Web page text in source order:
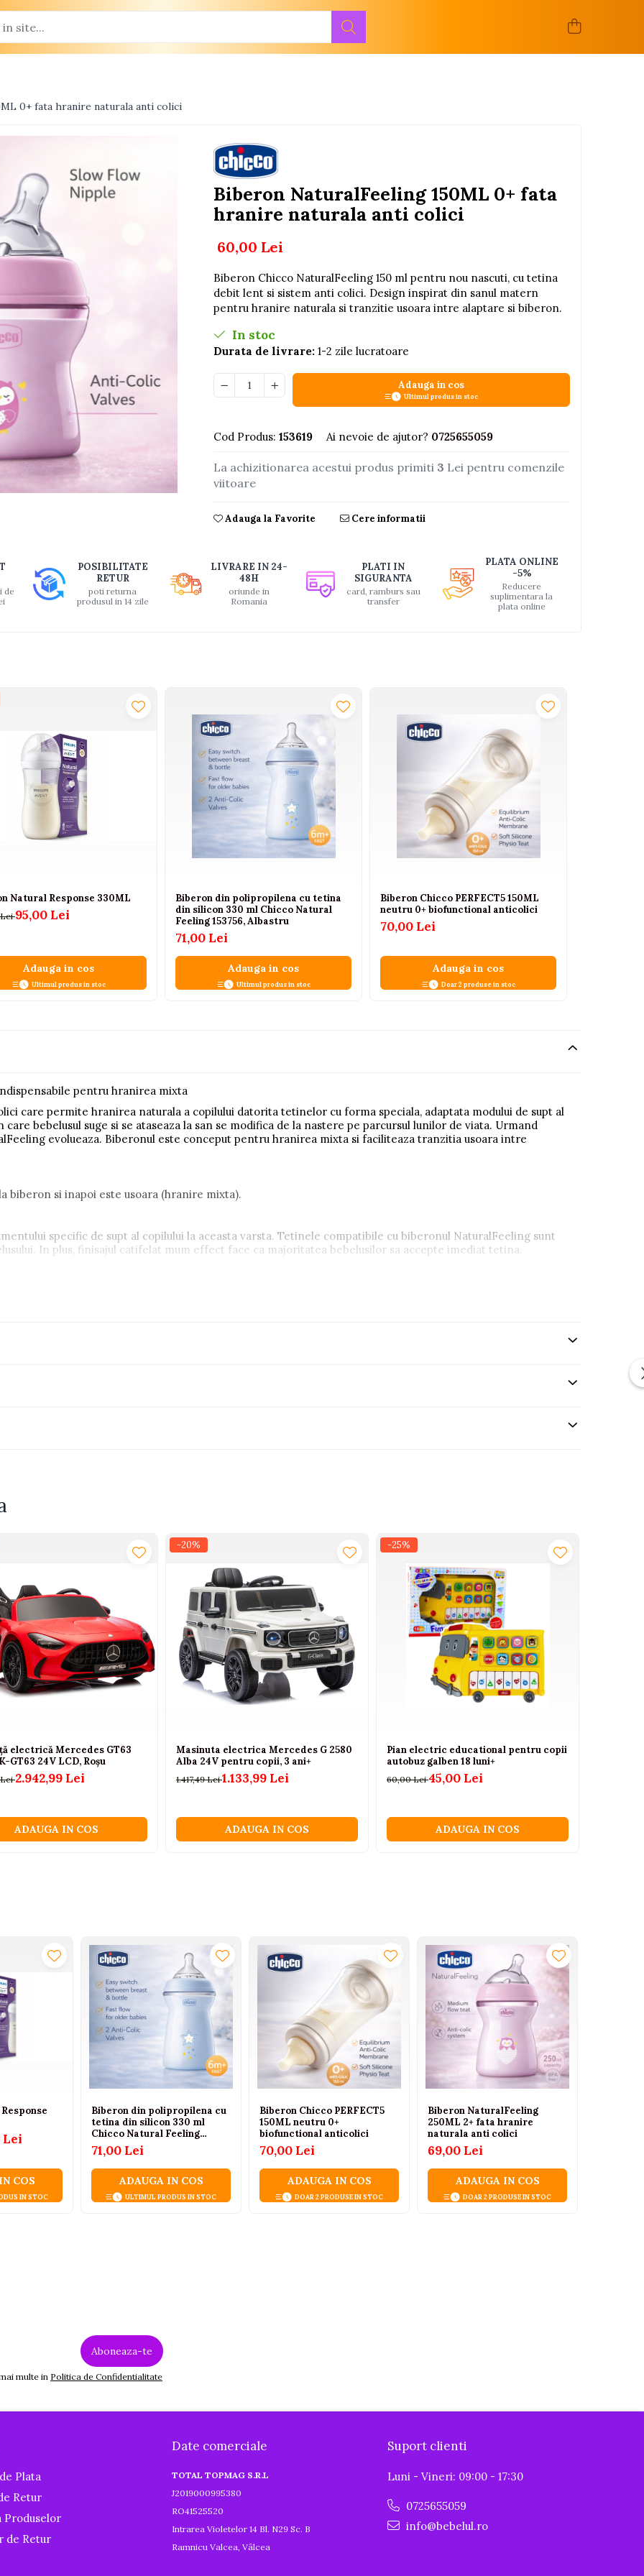
0+ fata hranire naturala anti colici
Biberon NaturalFeeling 150ML 0+ fata
hranire naturala anti colici
60,00 Lei
Biberon Chicco NaturalFeeling 150 ml pentru nou nascuti, cu tetina
debit lent si sistem anti colici. Design inspirat din sanul matern
pentru hranire naturala si tranzitie usoara intre alaptare si biberon.
In stoc
Durata de livrare: 1-2 zile lucratoare
Adauga in cos
Ultimul produs in stoc
Cod Produs: 153619 Ai nevoie de ajutor? 0725655059
La achizitionarea acestui produs primiti 3 Lei pentru comenzile
viitoare
Adauga la Favorite Cere informatii
de
POSIBILITATE
RETUR
poti returna
produsul in 14 zile
LIVRARE IN 24-
48H
oriunde in
Romania
PLATI IN
SIGURANTA
card, ramburs sau
transfer
PLATA ONLINE
-5%
Reducere
suplimentara la
plata online
Natural Response 330ML
Lei95,00 Lei
Adauga in cos
Ultimul produs in stoc
Biberon din polipropilena cu tetina
din silicon 330 ml Chicco Natural
Feeling 153756, Albastru
71,00 Lei
Adauga in cos
Ultimul produs in stoc
Biberon Chicco PERFECT5 150ML
neutru 0+ biofunctional anticolici
70,00 Lei
Adauga in cos
Doar 2 produse in stoc
pentru hranirea mixta
care permite hranirea naturala a copilului datorita tetinelor cu forma speciala, adaptata modului de supt al
bebelusul suge si se ataseaza la san se modifica de la nastere pe parcursul lunilor de viata. Urmand
evolueaza. Biberonul este conceput pentru hranirea mixta si faciliteaza tranzitia usoara intre
biberon si inapoi este usoara (hranire mixta).
specific de supt al copilului la aceasta varsta. Tetinele compatibile cu biberonul NaturalFeeling sunt
In plus, finisajul catifelat mum effect face ca majoritatea bebelusilor sa accepte imediat tetina.
si reduc riscul aparitiei colicilor.
roz, decorat delicat si echipat cu tetina cu debit lent, este ideal pentru nou nascuti.
Sunt fabricate din materiale fara BPA.
varsta 0-6 luni, Italia 2016.
electrică Mercedes GT63
GT63 24V LCD, Roșu
Lei2.942,99 Lei
ADAUGA IN COS
-20%
Masinuta electrica Mercedes G 2580
Alba 24V pentru copii, 3 ani+
1.417,49 Lei1.133,99 Lei
ADAUGA IN COS
-25%
Pian electric educational pentru copii
autobuz galben 18 luni+
60,00 Lei45,00 Lei
ADAUGA IN COS
Lei
COS
IN STOC
Biberon din polipropilena cu
tetina din silicon 330 ml
Chicco Natural Feeling
153756, Albastru
71,00 Lei
ADAUGA IN COS
ULTIMUL PRODUS IN STOC
Biberon Chicco PERFECT5
150ML neutru 0+
biofunctional anticolici
70,00 Lei
ADAUGA IN COS
DOAR 2 PRODUSE IN STOC
Biberon NaturalFeeling
250ML 2+ fata hranire
naturala anti colici
69,00 Lei
ADAUGA IN COS
DOAR 2 PRODUSE IN STOC
multe in Politica de Confidentialitate
Plata
Retur
Produselor
de Retur
Date comerciale
TOTAL TOPMAG S.R.L
J2019000995380
RO41525520
Intrarea Violetelor 14 Bl. N29 Sc. B
Ramnicu Valcea, Vâlcea
Suport clienti
Luni - Vineri: 09:00 - 17:30
0725655059
info@bebelul.ro